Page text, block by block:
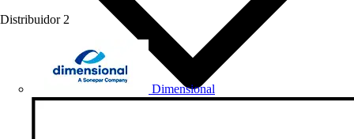
Distribuidor 2
Dimensional